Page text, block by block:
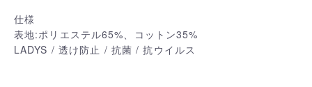
仕様
表地:ポリエステル65%、コットン35%
LADYS / 透け防止 / 抗菌 / 抗ウイルス